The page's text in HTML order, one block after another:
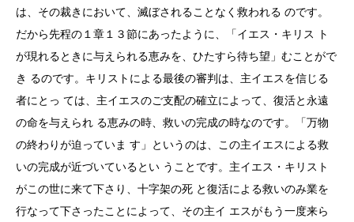
は、その裁きにおいて、滅ぼされることなく救われる のです。
だから先程の１章１３節にあったように、「イエス・キリス ト
が現れるときに与えられる恵みを、ひたすら待ち望」むことがで
き るのです。キリストによる最後の審判は、主イエスを信じる
者にとっ ては、主イエスのご支配の確立によって、復活と永遠
の命を与えられ る恵みの時、救いの完成の時なのです。「万物
の終わりが迫っていま す」というのは、この主イエスによる救
いの完成が近づいているとい うことです。主イエス・キリスト
がこの世に来て下さり、十字架の死 と復活による救いのみ業を
行なって下さったことによって、その主イ エスがもう一度来ら